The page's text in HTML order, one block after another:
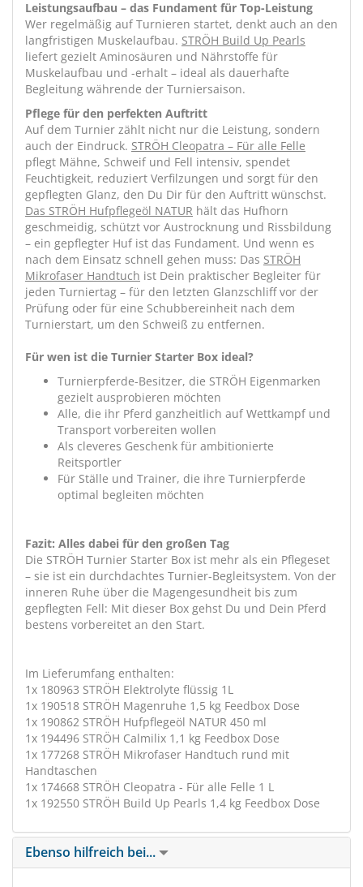
Leistungsaufbau – das Fundament für Top-Leistung
Wer regelmäßig auf Turnieren startet, denkt auch an den
langfristigen Muskelaufbau. STRÖH Build Up Pearls
liefert gezielt Aminosäuren und Nährstoffe für
Muskelaufbau und -erhalt – ideal als dauerhafte
Begleitung währende der Turniersaison.
Pflege für den perfekten Auftritt
Auf dem Turnier zählt nicht nur die Leistung, sondern
auch der Eindruck. STRÖH Cleopatra – Für alle Felle
pflegt Mähne, Schweif und Fell intensiv, spendet
Feuchtigkeit, reduziert Verfilzungen und sorgt für den
gepflegten Glanz, den Du Dir für den Auftritt wünschst.
Das STRÖH Hufpflegeöl NATUR hält das Hufhorn
geschmeidig, schützt vor Austrocknung und Rissbildung
– ein gepflegter Huf ist das Fundament. Und wenn es
nach dem Einsatz schnell gehen muss: Das STRÖH
Mikrofaser Handtuch ist Dein praktischer Begleiter für
jeden Turniertag – für den letzten Glanzschliff vor der
Prüfung oder für eine Schubbereinheit nach dem
Turnierstart, um den Schweiß zu entfernen.
Für wen ist die Turnier Starter Box ideal?
Turnierpferde-Besitzer, die STRÖH Eigenmarken
gezielt ausprobieren möchten
Alle, die ihr Pferd ganzheitlich auf Wettkampf und
Transport vorbereiten wollen
Als cleveres Geschenk für ambitionierte
Reitsportler
Für Ställe und Trainer, die ihre Turnierpferde
optimal begleiten möchten
Fazit: Alles dabei für den großen Tag
Die STRÖH Turnier Starter Box ist mehr als ein Pflegeset
– sie ist ein durchdachtes Turnier-Begleitsystem. Von der
inneren Ruhe über die Magengesundheit bis zum
gepflegten Fell: Mit dieser Box gehst Du und Dein Pferd
bestens vorbereitet an den Start.
Im Lieferumfang enthalten:
1x 180963 STRÖH Elektrolyte flüssig 1L
1x 190518 STRÖH Magenruhe 1,5 kg Feedbox Dose
1x 190862 STRÖH Hufpflegeöl NATUR 450 ml
1x 194496 STRÖH Calmilix 1,1 kg Feedbox Dose
1x 177268 STRÖH Mikrofaser Handtuch rund mit
Handtaschen
1x 174668 STRÖH Cleopatra - Für alle Felle 1 L
1x 192550 STRÖH Build Up Pearls 1,4 kg Feedbox Dose
Ebenso hilfreich bei...